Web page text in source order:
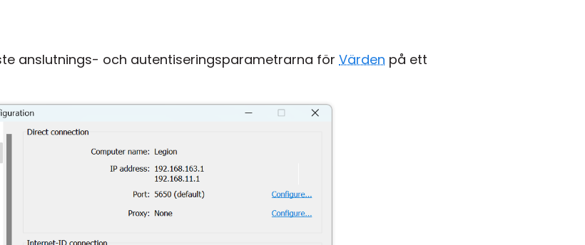
anslutnings- och autentiseringsparametrarna för Värden på ett